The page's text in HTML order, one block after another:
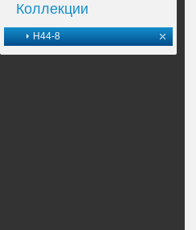
Коллекции
H44-8